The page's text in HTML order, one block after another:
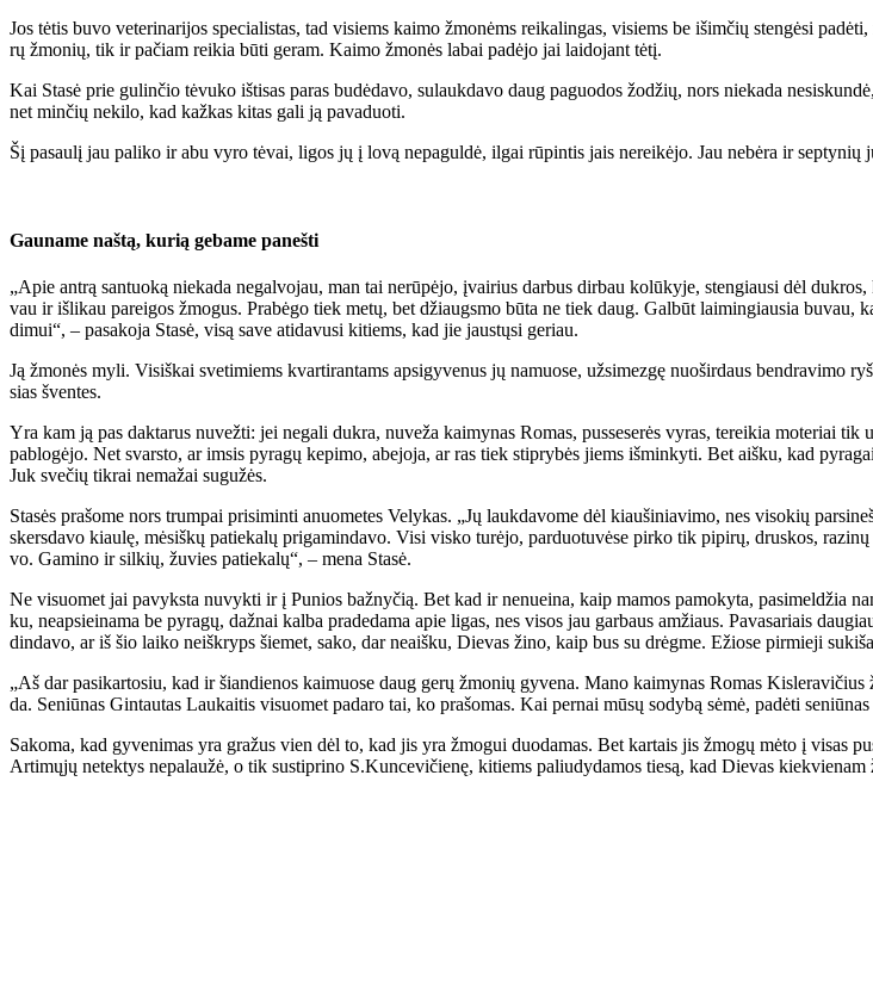
Jos tė­tis bu­vo ve­te­ri­na­ri­jos spe­cia­lis­tas, tad vi­siems kai­mo žmo­nėms rei­ka­lin­gas, vi­siems be iš­im­čių sten­gė­si
rų žmo­nių, tik ir pa­čiam rei­kia bū­ti ge­ram. Kai­mo žmo­nės la­bai pa­dė­jo jai lai­do­jant tė­tį.
Kai Sta­sė prie gu­lin­čio tė­vu­ko iš­ti­sas pa­ras bu­dė­da­vo, su­lauk­da­vo daug pa­guo­dos žo­džių, nors nie­ka­da
net min­čių ne­ki­lo, kad kaž­kas ki­tas ga­li ją pa­va­duo­ti.
Šį pa­sau­lį jau pa­li­ko ir abu vy­ro tė­vai, li­gos jų į lo­vą ne­pa­gul­dė, il­gai rū­pin­tis jais ne­rei­kė­jo. Jau ne­bė­ra ir
Gau­na­me naš­tą, ku­rią ge­ba­me pa­neš­ti
„Apie an­trą san­tuo­ką nie­ka­da ne­gal­vo­jau, man tai ne­rū­pė­jo, įvai­rius dar­bus dir­bau ko­lū­ky­je, sten­giau­si dėl
vau ir iš­li­kau pa­rei­gos žmo­gus. Pra­bė­go tiek me­tų, bet džiaugs­mo bū­ta ne tiek daug. Gal­būt lai­min­giau­sia
di­mui“, – pa­sa­ko­ja Sta­sė, vi­są sa­ve ati­da­vu­si ki­tiems, kad jie jaus­tų­si ge­riau.
Ją žmo­nės my­li. Vi­siš­kai sve­ti­miems kvar­ti­ran­tams ap­si­gy­ve­nus jų na­muo­se, už­si­mez­gę nuo­šir­daus
sias šven­tes.
Yra kam ją pas dak­ta­rus nu­vež­ti: jei ne­ga­li duk­ra, nu­ve­ža kai­my­nas Ro­mas, pus­se­se­rės vy­ras, te­rei­kia mo­te­riai
pa­blo­gė­jo. Net svars­to, ar im­sis py­ra­gų ke­pi­mo, abe­jo­ja, ar ras tiek stip­ry­bės jiems iš­min­ky­ti. Bet aiš­ku, kad
Juk sve­čių tik­rai ne­ma­žai su­gu­žės.
Sta­sės pra­šo­me nors trum­pai pri­si­min­ti anuo­me­tes Ve­ly­kas. „Jų lauk­da­vo­me dėl kiau­ši­nia­vi­mo, nes vi­so­kių
skers­da­vo kiau­lę, mė­siš­kų pa­tie­ka­lų pri­ga­min­da­vo. Vi­si vis­ko tu­rė­jo, par­duo­tu­vė­se pir­ko tik pi­pi­rų, drus­kos,
vo. Ga­mi­no ir sil­kių, žu­vies pa­tie­ka­lų“, – me­na Sta­sė.
Ne vi­suo­met jai pa­vyks­ta nu­vyk­ti ir į Pu­nios baž­ny­čią. Bet kad ir ne­nu­ei­na, kaip ma­mos pa­mo­ky­ta, pa­si­mel­džia
ku, neap­si­ei­na­ma be py­ra­gų, daž­nai kal­ba pra­de­da­ma apie li­gas, nes vi­sos jau gar­baus am­žiaus. Pa­va­sa­riais
din­da­vo, ar iš šio lai­ko ne­iš­kryps šie­met, sa­ko, dar ne­aiš­ku, Die­vas ži­no, kaip bus su drėg­me. Ežio­se pir­mie­ji
„Aš dar pa­si­kar­to­siu, kad ir šian­die­nos kai­muo­se daug ge­rų žmo­nių gy­ve­na. Ma­no kai­my­nas Ro­mas
da. Se­niū­nas Gin­tau­tas Lau­kai­tis vi­suo­met pa­da­ro tai, ko pra­šo­mas. Kai per­nai mū­sų so­dy­bą sė­mė, pa­dė­ti
Sa­ko­ma, kad gy­ve­ni­mas yra gra­žus vien dėl to, kad jis yra žmo­gui duo­da­mas. Bet kar­tais jis žmo­gų mė­to į vi­sas
Ar­ti­mų­jų ne­tek­tys ne­pa­lau­žė, o tik su­stip­ri­no S.Kun­ce­vi­čie­nę, ki­tiems pa­liu­dy­da­mos tie­są, kad Die­vas kiek­vie­nam